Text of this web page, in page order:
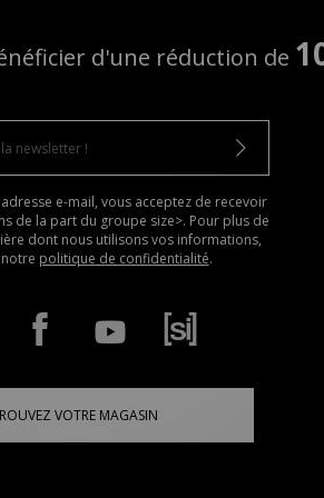
d'une réduction de
e-mail, vous acceptez de recevoir
de la part du groupe size>. Pour plus de
dont nous utilisons vos informations,
politique de confidentialité.
VOTRE MAGASIN